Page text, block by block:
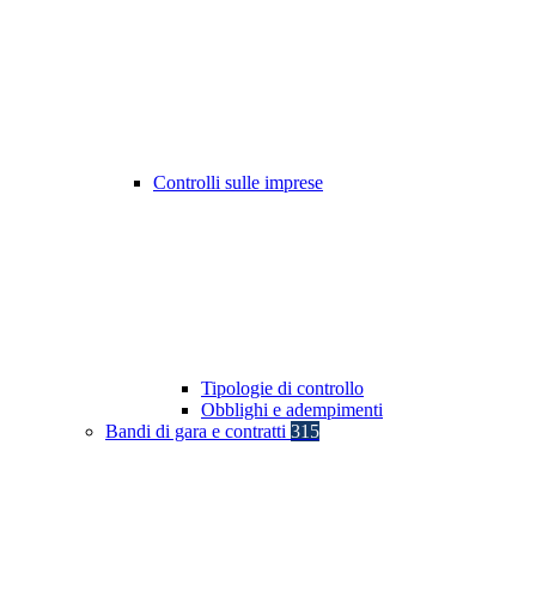
Controlli sulle imprese
Tipologie di controllo
Obblighi e adempimenti
Bandi di gara e contratti 315